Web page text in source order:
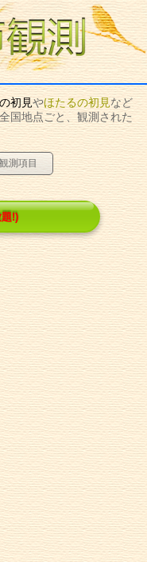
の初見やほたるの初見など
国地点ごと、観測された
測項目
!)